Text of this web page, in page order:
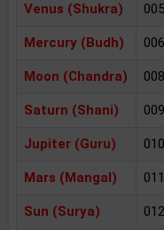
Venus (Shukra)
Mercury (Budh)
Moon (Chandra)
Saturn (Shani)
Jupiter (Guru)
Mars (Mangal)
Sun (Surya)